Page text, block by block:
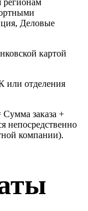
Деловые
картой
или отделения
Сумма заказа +
непосредственно
компании).